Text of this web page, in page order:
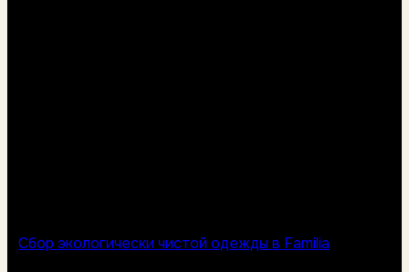
Сбор экологически чистой одежды в Familia